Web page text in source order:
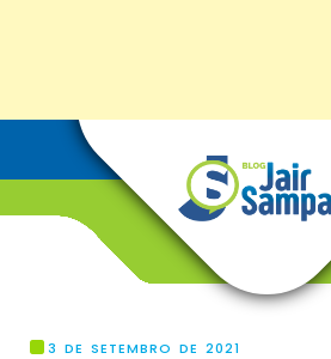
3 DE SETEMBRO DE 2021